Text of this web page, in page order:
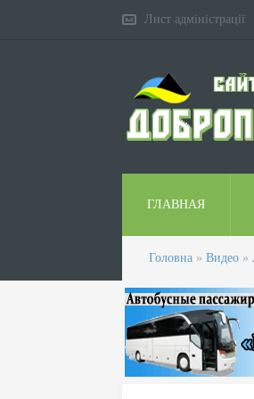
Лист адміністрації
ГЛАВНАЯ
Головна » Видео »